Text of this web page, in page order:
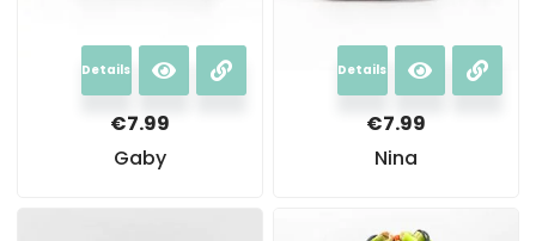
Details
€7.99
Gaby
Details
€7.99
Nina